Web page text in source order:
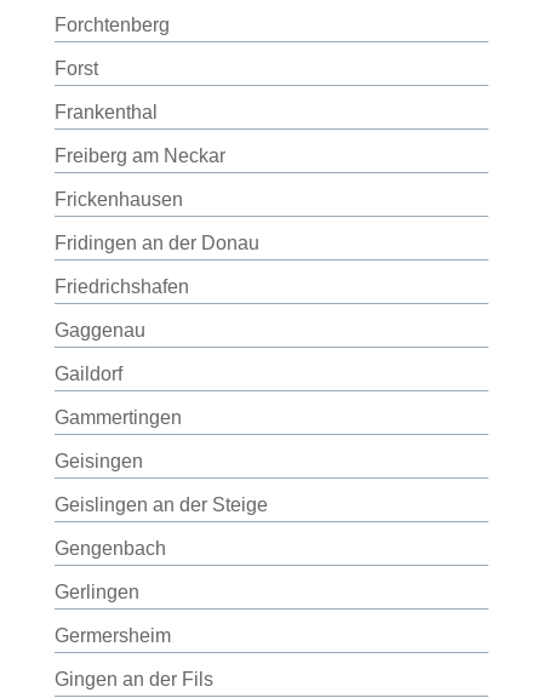
Forchtenberg
Forst
Frankenthal
Freiberg am Neckar
Frickenhausen
Fridingen an der Donau
Friedrichshafen
Gaggenau
Gaildorf
Gammertingen
Geisingen
Geislingen an der Steige
Gengenbach
Gerlingen
Germersheim
Gingen an der Fils